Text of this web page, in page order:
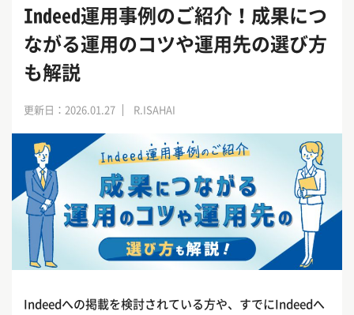
Indeed運用事例のご紹介！成果につ
ながる運用のコツや運用先の選び方
も解説
更新日：2026.01.27 R.ISAHAI
Indeedへの掲載を検討されている方や、すでにIndeedへ